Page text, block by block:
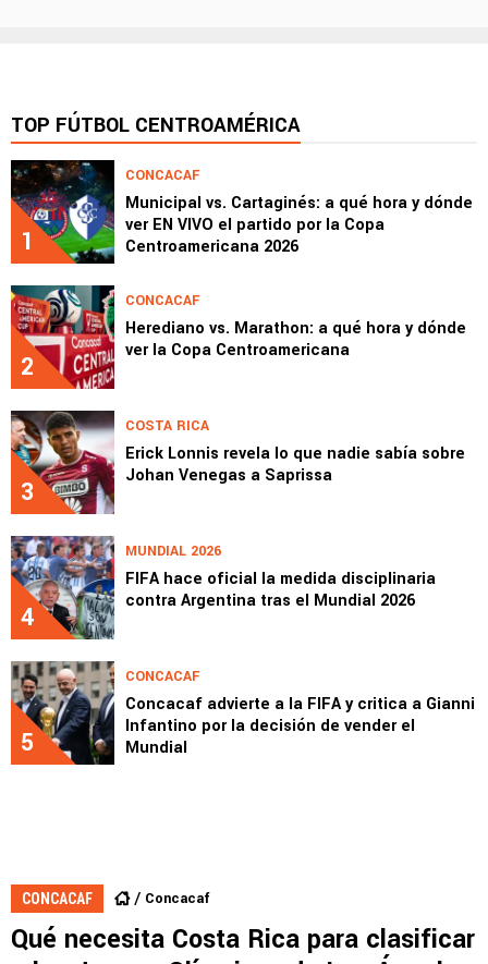
TOP FÚTBOL CENTROAMÉRICA
1
CONCACAF
Municipal vs. Cartaginés: a qué hora y dónde
ver EN VIVO el partido por la Copa
Centroamericana 2026
2
CONCACAF
Herediano vs. Marathon: a qué hora y dónde
ver la Copa Centroamericana
3
COSTA RICA
Erick Lonnis revela lo que nadie sabía sobre
Johan Venegas a Saprissa
4
MUNDIAL 2026
FIFA hace oficial la medida disciplinaria
contra Argentina tras el Mundial 2026
5
CONCACAF
Concacaf advierte a la FIFA y critica a Gianni
Infantino por la decisión de vender el
Mundial
CONCACAF Concacaf
Qué necesita Costa Rica para clasificar